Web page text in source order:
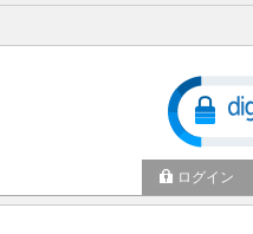
ログイン